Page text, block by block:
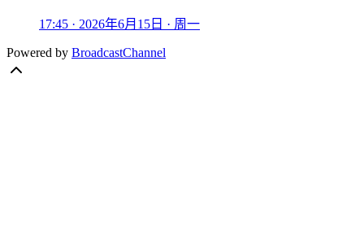
17:45 · 2026年6月15日 · 周一
Powered by BroadcastChannel